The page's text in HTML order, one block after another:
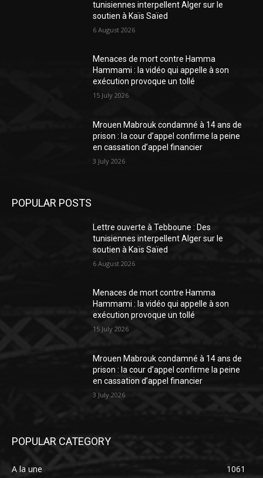
tunisiennes interpellent Alger sur le
soutien à Kaïs Saïed
6 August 2026
Menaces de mort contre Hamma
Hammami : la vidéo qui appelle à son
exécution provoque un tollé
15 July 2026
Mrouen Mabrouk condamné à 14 ans de
prison : la cour d’appel confirme la peine
en cassation d’appel financier
3 July 2026
POPULAR POSTS
Lettre ouverte à Tebboune : Des
tunisiennes interpellent Alger sur le
soutien à Kaïs Saïed
6 August 2026
Menaces de mort contre Hamma
Hammami : la vidéo qui appelle à son
exécution provoque un tollé
15 July 2026
Mrouen Mabrouk condamné à 14 ans de
prison : la cour d’appel confirme la peine
en cassation d’appel financier
3 July 2026
POPULAR CATEGORY
A la une
1061